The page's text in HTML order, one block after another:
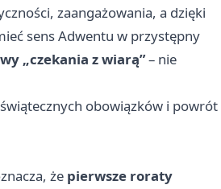
zaangażowania, a dzięki
sens Adwentu w przystępny
„czekania z wiarą”– nie
obowiązków i powrót
że pierwsze roraty